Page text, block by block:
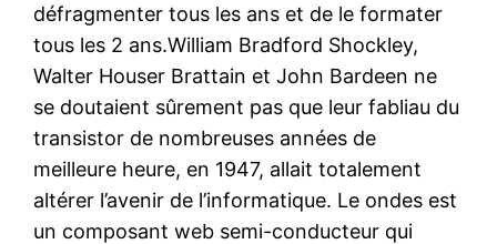
défragmenter tous les ans et de le formater
tous les 2 ans.William Bradford Shockley,
Walter Houser Brattain et John Bardeen ne
se doutaient sûrement pas que leur fabliau du
transistor de nombreuses années de
meilleure heure, en 1947, allait totalement
altérer l’avenir de l’informatique. Le ondes est
un composant web semi-conducteur qui